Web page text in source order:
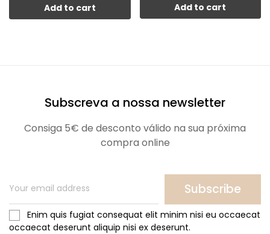
Add to cart Add to cart
Subscreva a nossa newsletter
Consiga 5€ de desconto válido na sua próxima
compra online
Subscribe
Enim quis fugiat consequat elit minim nisi eu occaecat
occaecat deserunt aliquip nisi ex deserunt.